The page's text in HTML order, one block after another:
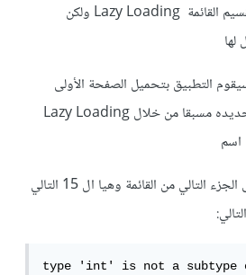
كنت أقوم بعملية تطبيق تقسيم القائمة Lazy Loading ولكن
التطبيق بتحميل الصفحة الأولى
حسب العدد الذي قمت بتحديده مسبقا من خلال Lazy Loading
ولكن لو حاولت الانتقال الى الجزء التالي من القائمة وهيا ال 15 التالي
type 'int' is not a subtype